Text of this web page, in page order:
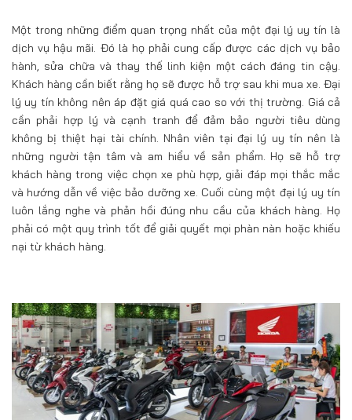
Một trong những điểm quan trọng nhất của một đại lý uy tín là
dịch vụ hậu mãi. Đó là họ phải cung cấp được các dịch vụ bảo
hành, sửa chữa và thay thế linh kiện một cách đáng tin cậy.
Khách hàng cần biết rằng họ sẽ được hỗ trợ sau khi mua xe. Đại
lý uy tín không nên áp đặt giá quá cao so với thị trường. Giá cả
cần phải hợp lý và cạnh tranh để đảm bảo người tiêu dùng
không bị thiệt hại tài chính. Nhân viên tại đại lý uy tín nên là
những người tận tâm và am hiểu về sản phẩm. Họ sẽ hỗ trợ
khách hàng trong việc chọn xe phù hợp, giải đáp mọi thắc mắc
và hướng dẫn về việc bảo dưỡng xe. Cuối cùng một đại lý uy tín
luôn lắng nghe và phản hồi đúng nhu cầu của khách hàng. Họ
phải có một quy trình tốt để giải quyết mọi phàn nàn hoặc khiếu
nại từ khách hàng.